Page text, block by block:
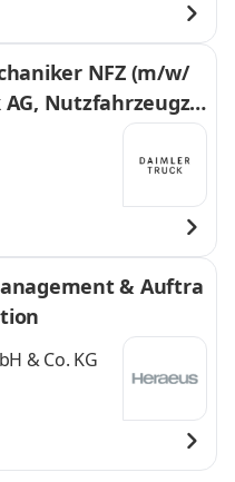
NFZ (m/w/
Nutzfahrzeugze
& Auftra
& Co. KG